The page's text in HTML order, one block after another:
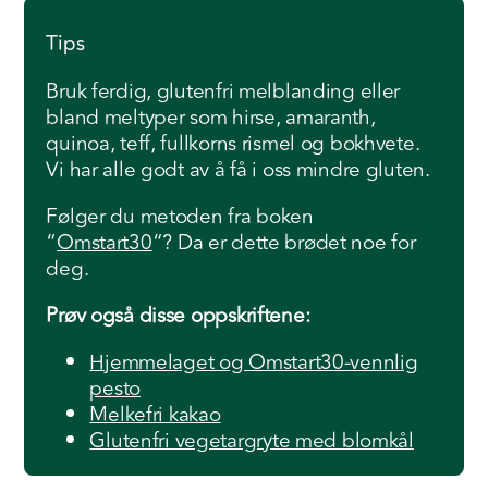
Tips
Bruk ferdig, glutenfri melblanding eller
bland meltyper som hirse, amaranth,
quinoa, teff, fullkorns rismel og bokhvete.
Vi har alle godt av å få i oss mindre gluten.
Følger du metoden fra boken
“Omstart30“? Da er dette brødet noe for
deg.
Prøv også disse oppskriftene:
Hjemmelaget og Omstart30-vennlig
pesto
Melkefri kakao
Glutenfri vegetargryte med blomkål